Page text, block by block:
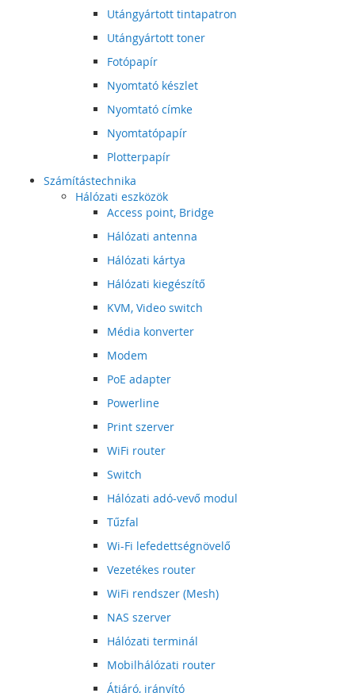
Utángyártott tintapatron
Utángyártott toner
Fotópapír
Nyomtató készlet
Nyomtató címke
Nyomtatópapír
Plotterpapír
Számítástechnika
Hálózati eszközök
Access point, Bridge
Hálózati antenna
Hálózati kártya
Hálózati kiegészítő
KVM, Video switch
Média konverter
Modem
PoE adapter
Powerline
Print szerver
WiFi router
Switch
Hálózati adó-vevő modul
Tűzfal
Wi-Fi lefedettségnövelő
Vezetékes router
WiFi rendszer (Mesh)
NAS szerver
Hálózati terminál
Mobilhálózati router
Átjáró, irányító